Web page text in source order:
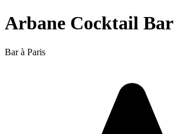
Arbane Cocktail Bar
Bar à Paris